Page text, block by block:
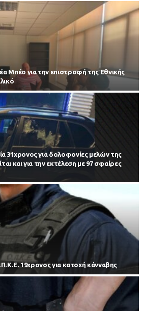
Μπέο για την επιστροφή της Εθνικής
31χρονος για δολοφονίες μελών της
και για την εκτέλεση με 97 σφαίρες
19χρονος για κατοχή κάνναβης